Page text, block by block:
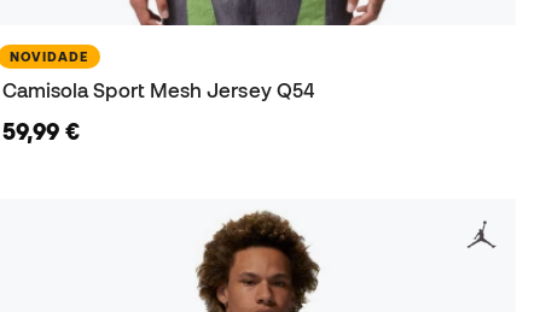
NOVIDADE
Camisola Sport Mesh Jersey Q54
59,99 €